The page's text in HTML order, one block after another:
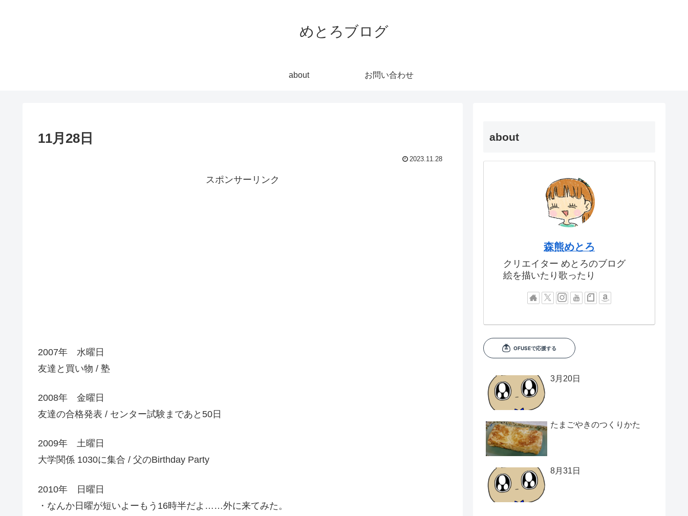
めとろブログ
about お問い合わせ
11月28日
2023.11.28
スポンサーリンク
2007年 水曜日
友達と買い物 / 塾
2008年 金曜日
友達の合格発表 / センター試験まであと50日
2009年 土曜日
大学関係 1030に集合 / 父のBirthday Party
2010年 日曜日
・なんか日曜が短いよーもう16時半だよ……外に来てみた。
about
森熊めとろ
クリエイター めとろのブログ
絵を描いたり歌ったり
3月20日
たまごやきのつくりかた
8月31日